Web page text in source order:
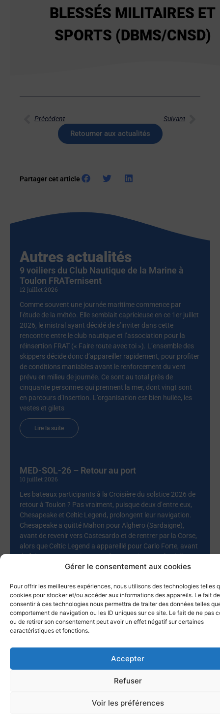
Gérer le consentement aux cookies
Pour offrir les meilleures expériences, nous utilisons des technologies telles
cookies pour stocker et/ou accéder aux informations des appareils. Le fait de
consentir à ces technologies nous permettra de traiter des données telles
comportement de navigation ou les ID uniques sur ce site. Le fait de ne pas
ou de retirer son consentement peut avoir un effet négatif sur certaines
caractéristiques et fonctions.
Accepter
Refuser
Voir les préférences
BLESSÉS MILITAIRES ET
SPORTS (DBMS/CNSD)
Précédent Suivant
Retourner aux actualités
Partager cet article
Autres actualités
9 voiliers du Club Nautique de la Marine à
Toulon FRATernisent
12 juillet 2026
Comme souvent une journée maritime commence par
l’étude de la météo. Elle semblait capricieuse en ce 1er juillet
2026, le mistral ayant décidé de s’inviter dans cette
rencontre entre le club nautique et l’association pour la
réinsertion FRAT (« Faire route avec toi »). L’ensemble des
skippers décide donc d’appareiller rapidement, pour profiter
de conditions maniables avant le renforcement du vent
prévu en milieu de journée. Ce sont au total près de
cinquante personnes qui prennent la mer, dont vingt sont
en parcours d’insertion. L’organisation est bien huilée, les
vestes et gilets
Lire la suite
MED-SOL-26 – Retour au port
10 juillet 2026
Les bateaux participants à la Croisière du solstice 2026 de
retour à Toulon ? Pas vraiment, puisque deux d’entre eux,
Chesapeake et Celtic Legend, prolongent leur navigation.
Chesapeake a quitté Mahon pour Alghero (Sardaigne),
avant de revenir vers Castesardo et de rentrer par la Corse,
alors que Celtic Legend a appareillé pour Carlo Forte, avant
de faire route vers Bizerte, et de poursuivre vers la Sicile. Ce
sont cette année quatorze bateaux qui ont participé à la
deux autres pour raisons
Lire la suite
Le Lupin gagne la Giraglia 2026 !
de petit temps nombre de voiliers pouvaient prétendre au
et prenons la tête de la flotte. Une option routage délicate